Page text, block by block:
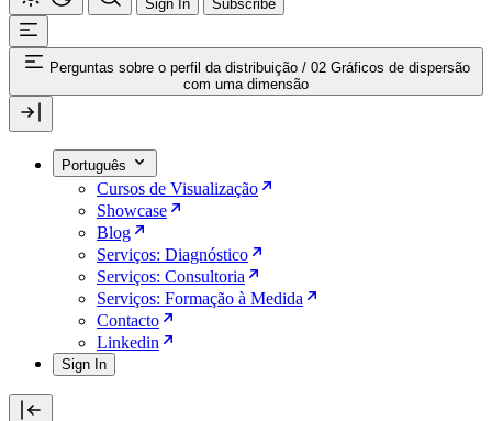
Sign In Subscribe
Perguntas sobre o perfil da distribuição / 02 Gráficos de dispersão
com uma dimensão
Português
Cursos de Visualização
Showcase
Blog
Serviços: Diagnóstico
Serviços: Consultoria
Serviços: Formação à Medida
Contacto
Linkedin
Sign In